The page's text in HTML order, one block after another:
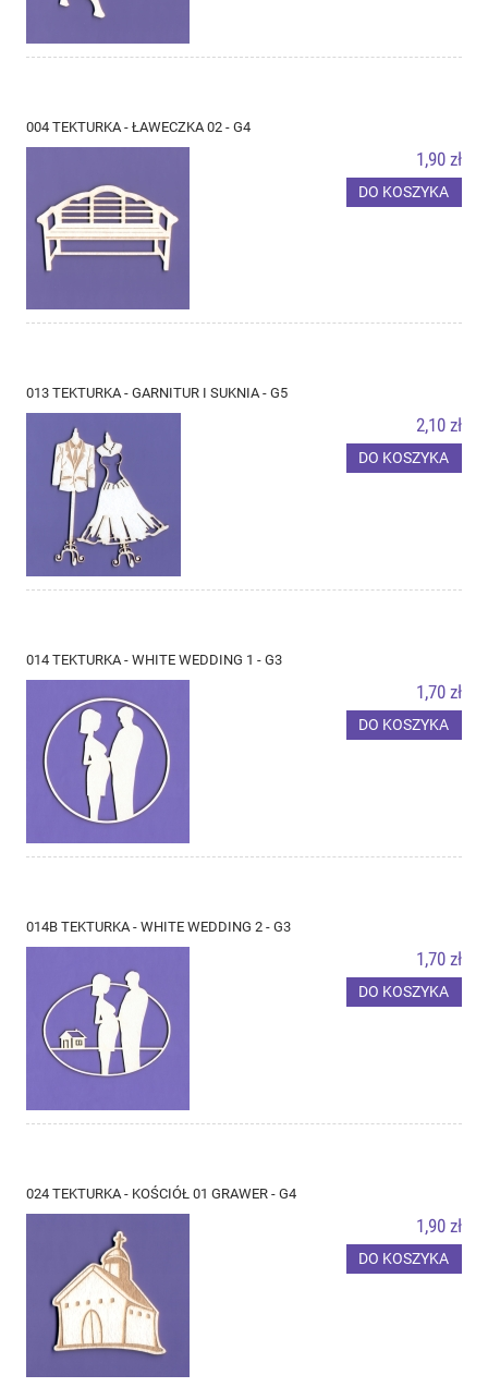
004 TEKTURKA - ŁAWECZKA 02 - G4
1,90 zł
DO KOSZYKA
013 TEKTURKA - GARNITUR I SUKNIA - G5
2,10 zł
DO KOSZYKA
014 TEKTURKA - WHITE WEDDING 1 - G3
1,70 zł
DO KOSZYKA
014B TEKTURKA - WHITE WEDDING 2 - G3
1,70 zł
DO KOSZYKA
024 TEKTURKA - KOŚCIÓŁ 01 GRAWER - G4
1,90 zł
DO KOSZYKA